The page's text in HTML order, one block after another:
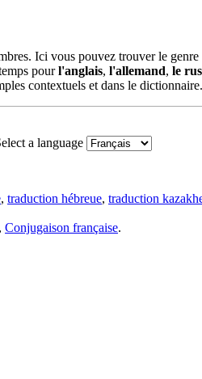
Ici vous pouvez trouver le
pourl'anglais, l'allemand, le
contextuels et dans le dictionnaire.
a language
, traduction hébreue, traduction
, Conjugaison française.